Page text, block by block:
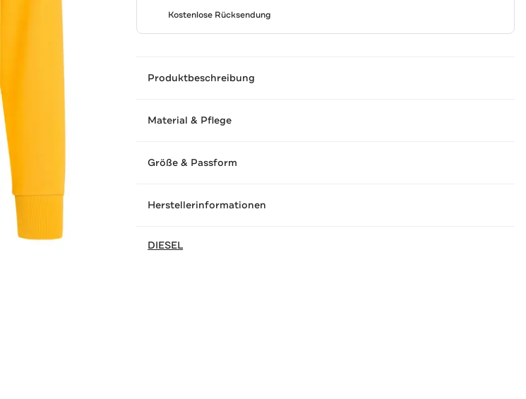
Kostenlose Rücksendung
Produktbeschreibung
Material & Pflege
Größe & Passform
Herstellerinformationen
DIESEL